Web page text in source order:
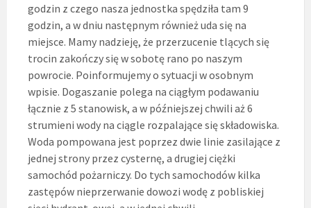
godzin z czego nasza jednostka spędziła tam 9
godzin, a w dniu następnym również uda się na
miejsce. Mamy nadzieję, że przerzucenie tlących się
trocin zakończy się w sobotę rano po naszym
powrocie. Poinformujemy o sytuacji w osobnym
wpisie. Dogaszanie polega na ciągłym podawaniu
łącznie z 5 stanowisk, a w późniejszej chwili aż 6
strumieni wody na ciągle rozpalające się składowiska.
Woda pompowana jest poprzez dwie linie zasilające z
jednej strony przez cysternę, a drugiej ciężki
samochód pożarniczy. Do tych samochodów kilka
zastępów nieprzerwanie dowozi wodę z pobliskiej